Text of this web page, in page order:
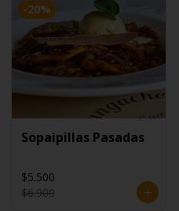
-20%
Sopaipillas Pasadas
$5.500
$6.900